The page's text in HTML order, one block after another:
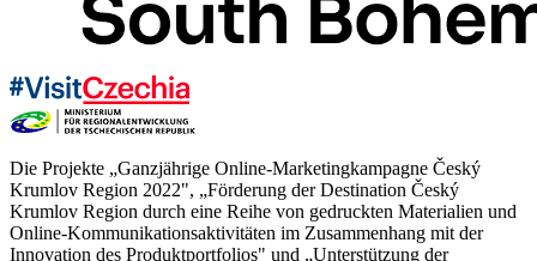
Die Projekte „Ganzjährige Online-Marketingkampagne Český
Krumlov Region 2022", „Förderung der Destination Český
Krumlov Region durch eine Reihe von gedruckten Materialien und
Online-Kommunikationsaktivitäten im Zusammenhang mit der
Innovation des Produktportfolios" und „Unterstützung der